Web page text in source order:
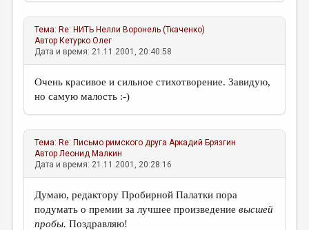
Тема: Re: НИТЬ Нелли Воронель (Ткаченко)
Автор Кетурко Олег
Дата и время: 21.11.2001, 20:40:58
Очень красивое и сильное стихотворение. Завидую,
но самую малость :-)
Тема: Re: Письмо римского друга Аркадий Брязгин
АвторЛеонид Малкин
Дата и время: 21.11.2001, 20:28:16
Думаю, редактору Пробирной Палатки пора
подумать о премии за лучшее произведениевысшей
пробы. Поздравляю!